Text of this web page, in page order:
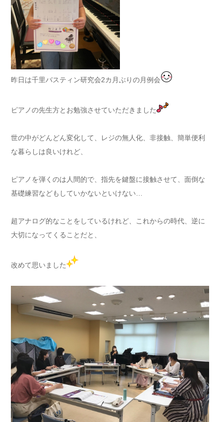
昨日は千里バスティン研究会2カ月ぶりの月例会
ピアノの先生方とお勉強させていただきました
世の中がどんどん変化して、レジの無人化、非接触、簡単便利
な暮らしは良いけれど、
ピアノを弾くのは人間的で、指先を鍵盤に接触させて、面倒な
基礎練習などもしていかないといけない…
超アナログ的なことをしているけれど、これからの時代、逆に
大切になってくることだと、
改めて思いました